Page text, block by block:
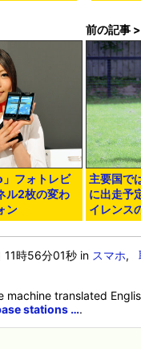
」フォトレビ
ル2枚の変わ
ン
前の記事
主要国で
に出走予
イレンス
11時56分01秒 in スマホ,
machine translated
stations ….